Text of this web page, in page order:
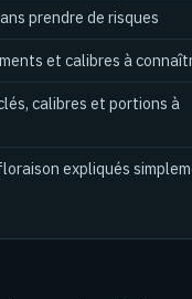
prendre de risques
et calibres à
calibres et portions à
expliqués